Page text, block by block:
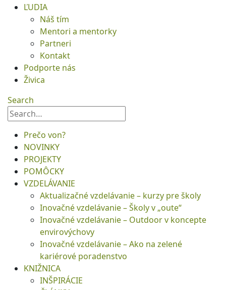
ĽUDIA
Náš tím
Mentori a mentorky
Partneri
Kontakt
Podporte nás
Živica
Search
Prečo von?
NOVINKY
PROJEKTY
POMÔCKY
VZDELÁVANIE
Aktualizačné vzdelávanie – kurzy pre školy
Inovačné vzdelávanie – Školy v „oute“
Inovačné vzdelávanie – Outdoor v koncepte
envirovýchovy
Inovačné vzdelávanie – Ako na zelené
kariérové poradenstvo
KNIŽNICA
INŠPIRÁCIE